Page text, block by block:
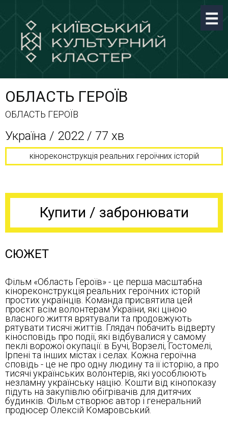
ОБЛАСТЬ ГЕРОЇВ
ОБЛАСТЬ ГЕРОЇВ
Україна / 2022 / 77 хв
кінореконструкція реальних героїчних історій
Купити / забронювати
СЮЖЕТ
Фільм «Область Героїв» - це перша масштабна
кінореконструкція реальних героїчних історій
простих українців. Команда присвятила цей
проєкт всім волонтерам України, які ціною
власного життя врятували та продовжують
рятувати тисячі життів. Глядач побачить відверту
кіносповідь про події, які відбувалися у самому
пеклі ворожої окупації: в Бучі, Ворзелі, Гостомелі,
Ірпені та інших містах і селах. Кожна героїчна
сповідь - це не про одну людину та її історію, а про
тисячі українських волонтерів, які уособлюють
незламну українську націю. Кошти від кінопоказу
підуть на закупівлю обігрівачів для дитячих
будинків. Фільм створює автор і генеральний
продюсер Олексій Комаровський.